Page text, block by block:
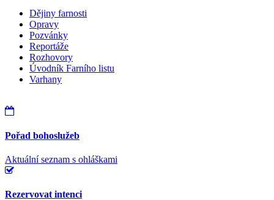
Dějiny farnosti
Opravy
Pozvánky
Reportáže
Rozhovory
Úvodník Farního listu
Varhany
Pořad bohoslužeb
Aktuální seznam s ohláškami
Rezervovat intenci